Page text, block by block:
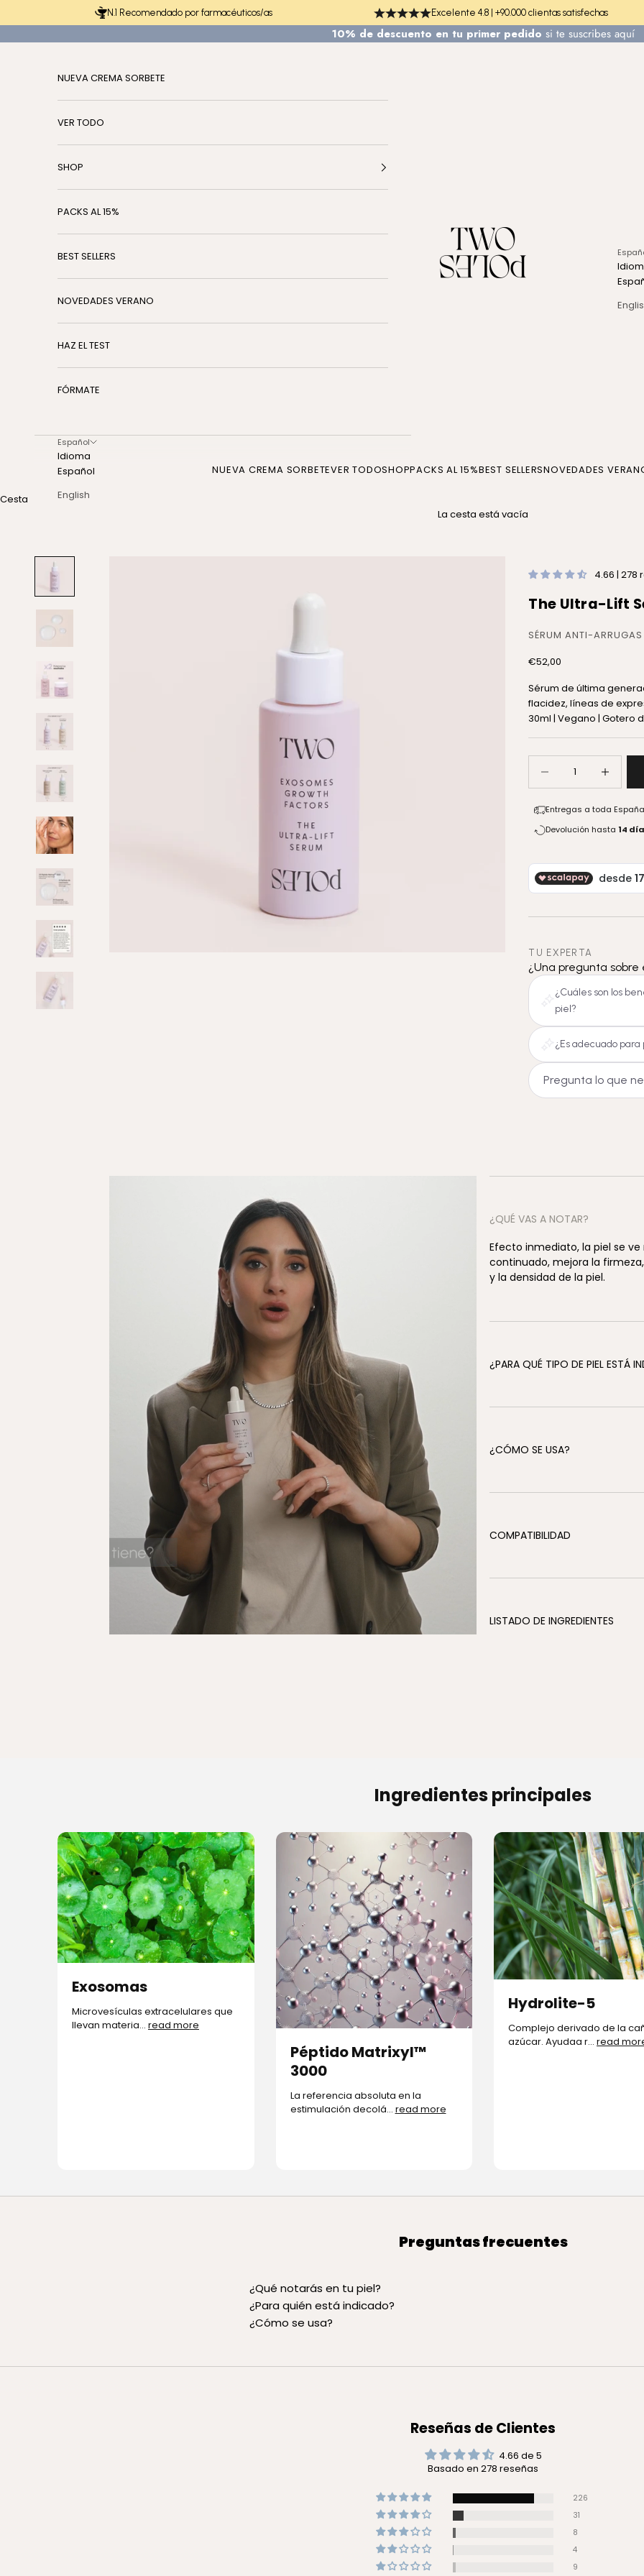
N.1 Recomendado por farmacéuticos/as Excelente 4.8 | +90.000 clientas satisfechas
10% de descuento en tu primer pedido si te suscribes aquí
TWO POLES COSMETICS
NUEVA CREMA SORBETEVER TODOSHOPPACKS AL 15%BEST SELLERSNOVEDADES
NUEVA CREMA SORBETE
VER TODO
SHOP
PACKS AL 15%
BEST SELLERS
NOVEDADES VERANO
HAZ EL TEST
FÓRMATE
Español
Idioma
Español
English
Cesta
La cesta está vacía
4.66 | 278
The Ultra-Lift
SÉRUM ANTI-
Precio de oferta
€52,00
Sérum de última
flacidez, líneas de
30ml | Vegano | Gotero
Entregas a toda
Devolución hasta 14
TU EXPERTA
¿Una pregunta sobre
¿Cuáles son los
piel?
¿Es adecuado
¿QUÉ VAS A NOTAR?
Efecto inmediato, la piel se
continuado, mejora la
y la densidad de la piel.
¿PARA QUÉ TIPO DE PIEL ESTÁ
¿CÓMO SE USA?
COMPATIBILIDAD
LISTADO DE INGREDIENTES
Ingredientes principales
Exosomas
Microvesículas extracelulares que
llevan materia... read more
Péptido Matrixyl™
3000
La referencia absoluta en la
estimulación decolá... read more
Hydrolite-5
Complejo derivado de la
azúcar. Ayudaa r... read
Preguntas frecuentes
¿Qué notarás en tu piel?
¿Para quién está indicado?
¿Cómo se usa?
Reseñas de Clientes
4.66 de 5
Basado en 278 reseñas
226
31
8
4
9